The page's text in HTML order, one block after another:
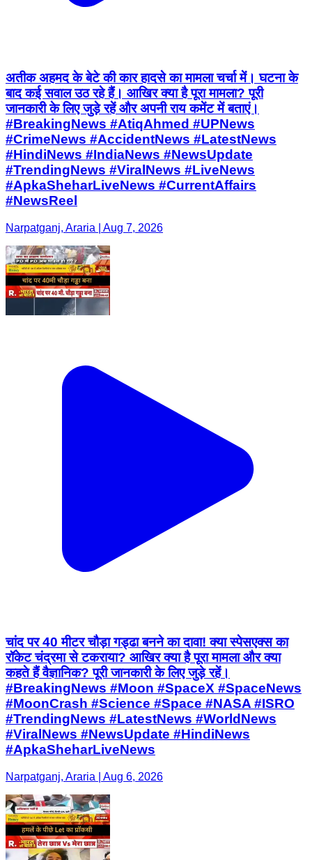
अतीक अहमद के बेटे की कार हादसे का मामला चर्चा में। घटना के
बाद कई सवाल उठ रहे हैं। आखिर क्या है पूरा मामला? पूरी
जानकारी के लिए जुड़े रहें और अपनी राय कमेंट में बताएं।
#BreakingNews #AtiqAhmed #UPNews
#CrimeNews #AccidentNews #LatestNews
#HindiNews #IndiaNews #NewsUpdate
#TrendingNews #ViralNews #LiveNews
#ApkaSheharLiveNews #CurrentAffairs
#NewsReel
Narpatganj, Araria | Aug 7, 2026
चांद पर 40 मीटर चौड़ा गड्ढा बनने का दावा! क्या स्पेसएक्स का
रॉकेट चंद्रमा से टकराया? आखिर क्या है पूरा मामला और क्या
कहते हैं वैज्ञानिक? पूरी जानकारी के लिए जुड़े रहें।
#BreakingNews #Moon #SpaceX #SpaceNews
#MoonCrash #Science #Space #NASA #ISRO
#TrendingNews #LatestNews #WorldNews
#ViralNews #NewsUpdate #HindiNews
#ApkaSheharLiveNews
Narpatganj, Araria | Aug 6, 2026